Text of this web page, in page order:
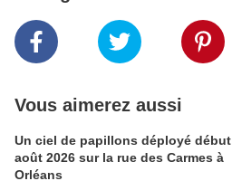
Vous aimerez aussi
Un ciel de papillons déployé début
août 2026 sur la rue des Carmes à
Orléans